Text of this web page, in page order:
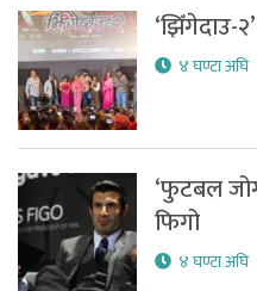
‘झिँगेदाउ-
४ घण्टा अघि
‘फुटबल
फिगो
४ घण्टा अघि